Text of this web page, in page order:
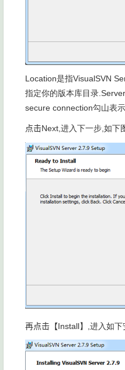
Location是指VisualSVN
指定你的版本库目录
secure connection勾山表
点击Next,进入下一步 ,如下
再点击【Install】 ,进入如下